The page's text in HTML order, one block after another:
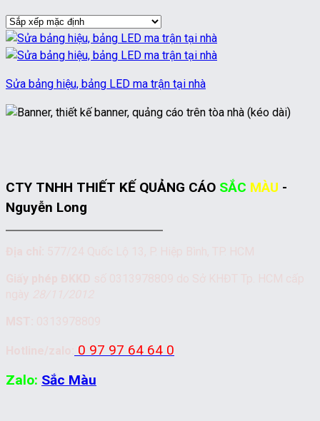
Sửa bảng hiệu, bảng LED ma trận tại nhà
CTY TNHH THIẾT KẾ QUẢNG CÁO SẮC MÀU -
Nguyễn Long
0 97 97 64 64 0
Zalo: Sắc Màu